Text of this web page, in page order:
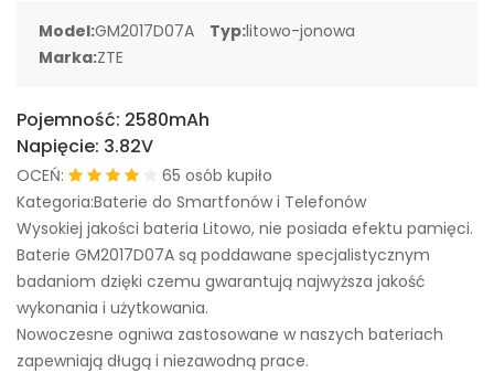
Model:GM2017D07A Typ:litowo-jonowa
Marka:ZTE
Pojemność: 2580mAh
Napięcie: 3.82V
OCEŃ:
65 osób kupiło
Kategoria:Baterie do Smartfonów i Telefonów
Wysokiej jakości bateria Litowo, nie posiada efektu pamięci.
Baterie GM2017D07A są poddawane specjalistycznym
badaniom dzięki czemu gwarantują najwyższa jakość
wykonania i użytkowania.
Nowoczesne ogniwa zastosowane w naszych bateriach
zapewniają długą i niezawodną prace.